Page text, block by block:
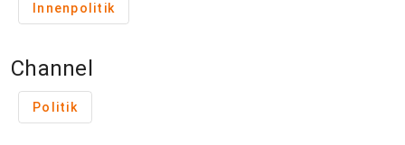
Innenpolitik
Channel
Politik